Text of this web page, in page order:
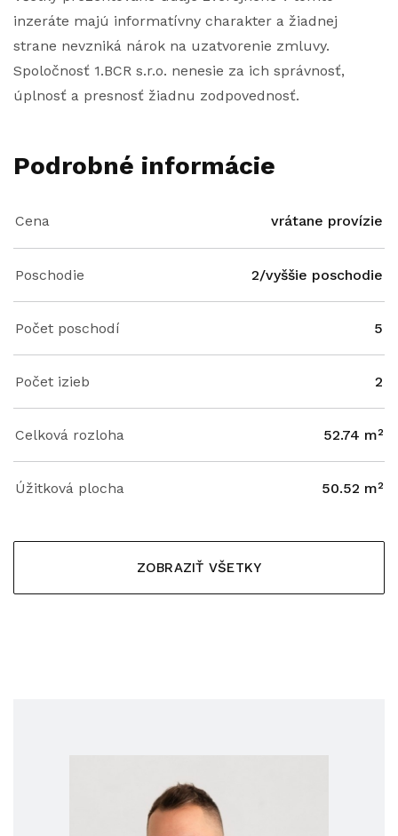
inzeráte majú informatívny charakter a žiadnej
strane nevzniká nárok na uzatvorenie zmluvy.
Spoločnosť 1.BCR s.r.o. nenesie za ich správnosť,
úplnosť a presnosť žiadnu zodpovednosť.
Podrobné informácie
Cena vrátane provízie
Poschodie 2/vyššie poschodie
Počet poschodí 5
Počet izieb 2
Celková rozloha 52.74 m²
Úžitková plocha 50.52 m²
ZOBRAZIŤ VŠETKY